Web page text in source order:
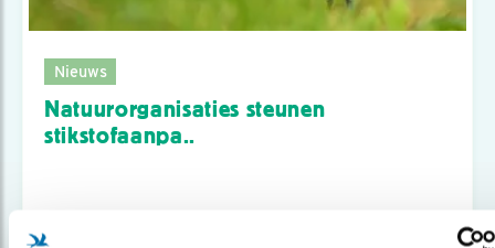
Nieuws
Natuurorganisaties steunen
stikstofaanpa..